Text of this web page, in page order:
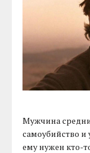
Мужчина
самоубийство и
ему нужен кто-